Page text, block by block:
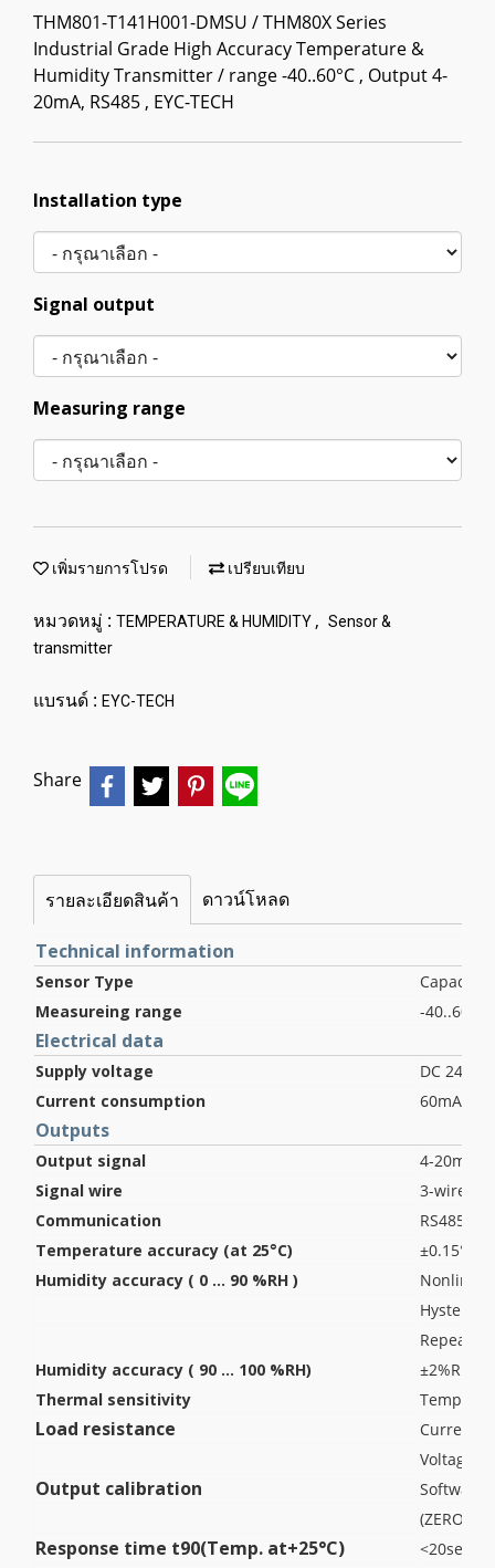
THM801-T141H001-DMSU / THM80X Series
Industrial Grade High Accuracy Temperature &
Humidity Transmitter / range -40..60°C , Output 4-
20mA, RS485 , EYC-TECH
Installation type
Signal output
Measuring range
เพิ่มรายการโปรด เปรียบเทียบ
หมวดหมู่ : TEMPERATURE & HUMIDITY , Sensor &
transmitter
แบรนด์ : EYC-TECH
Share
รายละเอียดสินค้า ดาวน์โหลด
Technical information
Sensor Type
Measureing range
-40..60 °C
Electrical data
Supply voltage
DC 24 V
Current consumption
60mA
Outputs
Output signal
4-20mA
Signal wire
3-wire
Communication
RS485
Temperature accuracy (at 25°C)
±0.15°C
Humidity accuracy ( 0 ... 90 %RH )
Humidity accuracy ( 90 ... 100 %RH)
±2%RH
Thermal sensitivity
Temp.
Load resistance
Current
Voltage
Output calibration
Software
(ZERO &
Response time t90(Temp. at+25°C) <20sec (